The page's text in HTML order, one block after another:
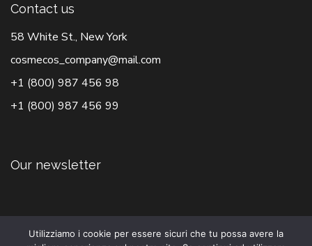
Contact us
58 White St., New York
cosmecos_company@mail.com
+1 (800) 987 456 98
+1 (800) 987 456 99
Our newsletter
Utilizziamo i cookie per essere sicuri che tu possa avere la